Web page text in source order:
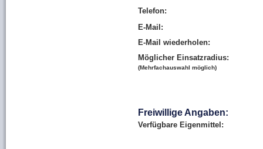
Telefon:
E-Mail:
E-Mail wiederholen:
Möglicher Einsatzradius:
(Mehrfachauswahl möglich)
Freiwillige Angaben:
Verfügbare Eigenmittel: